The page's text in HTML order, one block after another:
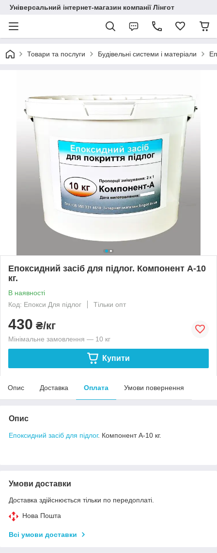
Універсальний інтернет-магазин компанії Лінгот
Товари та послуги Будівельні системи і матеріали
Епоксидний засіб для підлог. Компонент А-10
кг.
В наявності
Код: Епокси Для підлог
Тільки опт
430 ₴/кг
Мінімальне замовлення — 10 кг
Купити
Опис Доставка Оплата Умови повернення
Опис
Епоксидний засіб для підлог. Компонент А-10 кг.
Умови доставки
Доставка здійснюється тільки по передоплаті.
Нова Пошта
Всі умови доставки